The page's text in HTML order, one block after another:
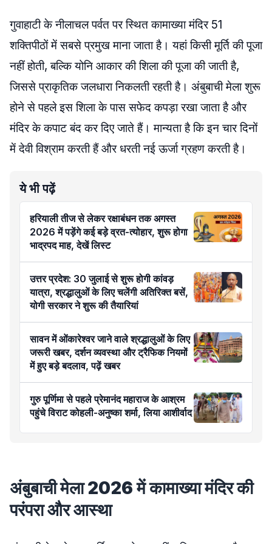
गुवाहाटी के नीलाचल पर्वत पर स्थित कामाख्या मंदिर 51
शक्तिपीठों में सबसे प्रमुख माना जाता है। यहां किसी मूर्ति की पूजा
नहीं होती, बल्कि योनि आकार की शिला की पूजा की जाती है,
जिससे प्राकृतिक जलधारा निकलती रहती है। अंबुबाची मेला शुरू
होने से पहले इस शिला के पास सफेद कपड़ा रखा जाता है और
मंदिर के कपाट बंद कर दिए जाते हैं। मान्यता है कि इन चार दिनों
में देवी विश्राम करती हैं और धरती नई ऊर्जा ग्रहण करती है।
ये भी पढ़ें
हरियाली तीज से लेकर रक्षाबंधन तक अगस्त
2026 में पड़ेंगे कई बड़े व्रत-त्योहार, शुरू होगा
भाद्रपद माह, देखें लिस्ट
उत्तर प्रदेश: 30 जुलाई से शुरू होगी कांवड़
यात्रा, श्रद्धालुओं के लिए चलेंगी अतिरिक्त बसें,
योगी सरकार ने शुरू की तैयारियां
सावन में ओंकारेश्वर जाने वाले श्रद्धालुओं के लिए
जरूरी खबर, दर्शन व्यवस्था और ट्रैफिक नियमों
में हुए बड़े बदलाव, पढ़ें खबर
गुरु पूर्णिमा से पहले प्रेमानंद महाराज के आश्रम
पहुंचे विराट कोहली-अनुष्का शर्मा, लिया आशीर्वाद
अंबुबाची मेला 2026 में कामाख्या मंदिर की
परंपरा और आस्था